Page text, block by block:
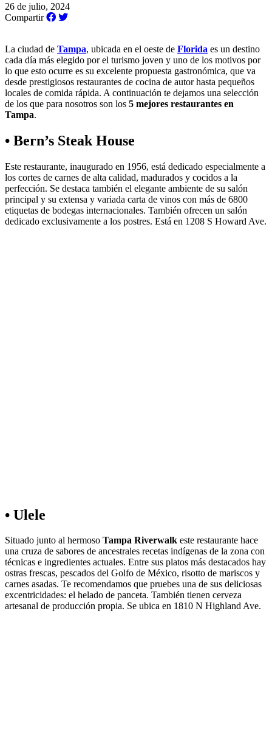
26 de julio, 2024
Compartir
La ciudad de Tampa, ubicada en el oeste de Florida es un destino
cada día más elegido por el turismo joven y uno de los motivos por
lo que esto ocurre es su excelente propuesta gastronómica, que va
desde prestigiosos restaurantes de cocina de autor hasta pequeños
locales de comida rápida. A continuación te dejamos una selección
de los que para nosotros son los 5 mejores restaurantes en
Tampa.
• Bern’s Steak House
Este restaurante, inaugurado en 1956, está dedicado especialmente a
los cortes de carnes de alta calidad, madurados y cocidos a la
perfección. Se destaca también el elegante ambiente de su salón
principal y su extensa y variada carta de vinos con más de 6800
etiquetas de bodegas internacionales. También ofrecen un salón
dedicado exclusivamente a los postres. Está en 1208 S Howard Ave.
• Ulele
Situado junto al hermoso Tampa Riverwalk este restaurante hace
una cruza de sabores de ancestrales recetas indígenas de la zona con
técnicas e ingredientes actuales. Entre sus platos más destacados hay
ostras frescas, pescados del Golfo de México, risotto de mariscos y
carnes asadas. Te recomendamos que pruebes una de sus deliciosas
excentricidades: el helado de panceta. También tienen cerveza
artesanal de producción propia. Se ubica en 1810 N Highland Ave.